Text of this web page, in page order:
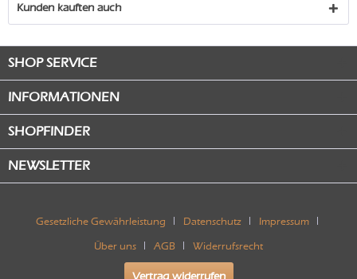
Kunden kauften auch
SHOP SERVICE
INFORMATIONEN
SHOPFINDER
NEWSLETTER
Gesetzliche Gewährleistung Datenschutz Impressum
Über uns AGB Widerrufsrecht
Vertrag widerrufen